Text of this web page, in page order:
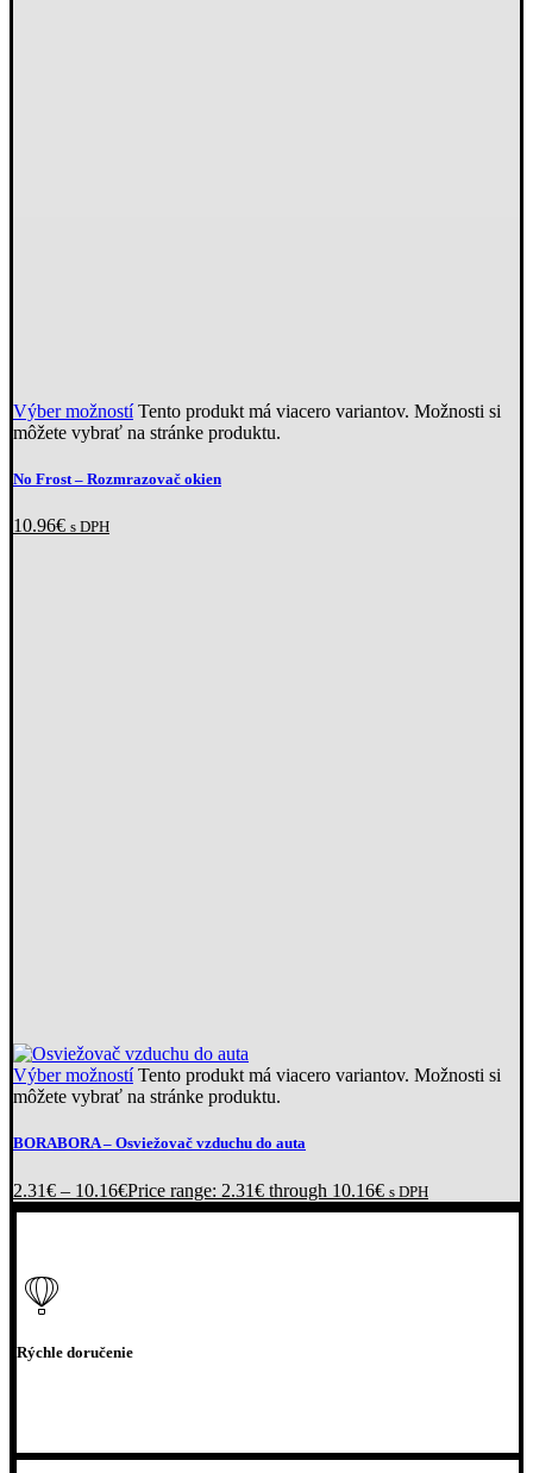
Výber možností Tento produkt má viacero variantov. Možnosti si
môžete vybrať na stránke produktu.
No Frost –⁠ Rozmrazovač okien
10.96€ s DPH
Výber možností Tento produkt má viacero variantov. Možnosti si
môžete vybrať na stránke produktu.
BORABORA– Osviežovač vzduchu do auta
2.31€ – 10.16€Price range: 2.31€ through 10.16€ s DPH
Rýchle doručenie